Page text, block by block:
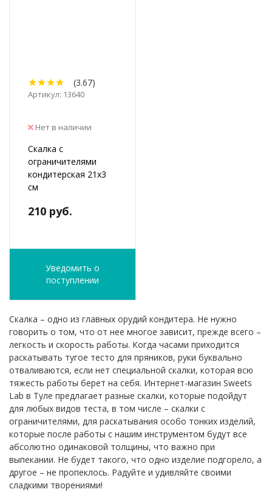
(3.67)
Артикул: 13640
Нет в наличии
Скалка с
ограничителями
кондитерская 21х3
см
210 руб.
Уведомить о
поступлении
Скалка – одно из главных орудий кондитера. Не нужно
говорить о том, что от нее многое зависит, прежде всего –
легкость и скорость работы. Когда часами приходится
раскатывать тугое тесто для пряников, руки буквально
отваливаются, если нет специальной скалки, которая всю
тяжесть работы берет на себя. Интернет-магазин Sweets
Lab в Туле предлагает разные скалки, которые подойдут
для любых видов теста, в том числе – скалки с
ограничителями, для раскатывания особо тонких изделий,
которые после работы с нашим инструментом будут все
абсолютно одинаковой толщины, что важно при
выпекании. Не будет такого, что одно изделие подгорело, а
другое – не пропеклось. Радуйте и удивляйте своими
сладкими творениями!